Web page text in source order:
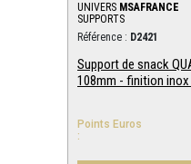
UNIVERS MSAFRANCE
SUPPORTS
Référence : D2421
Support de snack
108mm - finition
Points Euros
: